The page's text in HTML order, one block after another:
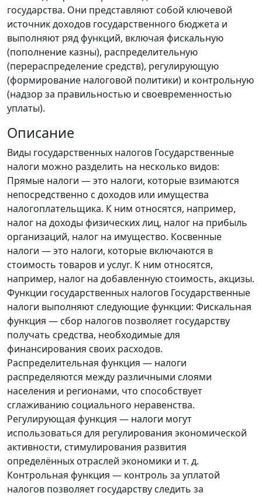
государства. Они представляют собой ключевой
источник доходов государственного бюджета и
выполняют ряд функций, включая фискальную
(пополнение казны), распределительную
(перераспределение средств), регулирующую
(формирование налоговой политики) и контрольную
(надзор за правильностью и своевременностью
уплаты).
Описание
Виды государственных налогов Государственные
налоги можно разделить на несколько видов:
Прямые налоги — это налоги, которые взимаются
непосредственно с доходов или имущества
налогоплательщика. К ним относятся, например,
налог на доходы физических лиц, налог на прибыль
организаций, налог на имущество. Косвенные
налоги — это налоги, которые включаются в
стоимость товаров и услуг. К ним относятся,
например, налог на добавленную стоимость, акцизы.
Функции государственных налогов Государственные
налоги выполняют следующие функции: Фискальная
функция — сбор налогов позволяет государству
получать средства, необходимые для
финансирования своих расходов.
Распределительная функция — налоги
распределяются между различными слоями
населения и регионами, что способствует
сглаживанию социального неравенства.
Регулирующая функция — налоги могут
использоваться для регулирования экономической
активности, стимулирования развития
определённых отраслей экономики и т. д.
Контрольная функция — контроль за уплатой
налогов позволяет государству следить за